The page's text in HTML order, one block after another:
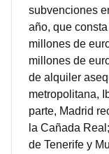
subvenciones
año, que
millones de
millones de
de alquiler
metropolitana,
parte, Madrid
la Cañada
de Tenerife y